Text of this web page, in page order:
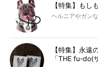
【特集】もし
ヘルニアやガン
【特集】永遠
「THE fu-do(